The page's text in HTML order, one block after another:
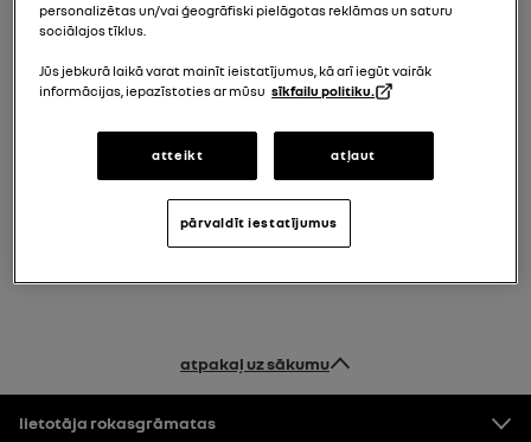
01/03/2026līdz šodien
15/07/2025 līdz 28/02/2026
28/06/2024līdz05/01/2025
atpakaļ uz sākumu
Pakāpe
lietotāja rokasgrāmatas
personalizētas un/vai ģeogrāfiski pielāgotas reklāmas un saturu
sociālajos tīklus.
Jūs jebkurā laikā varat mainīt ieistatījumus, kā arī iegūt vairāk
informācijas, iepazīstoties ar mūsu sīkfailu politiku.
atteikt atļaut
pārvaldīt iestatījumus